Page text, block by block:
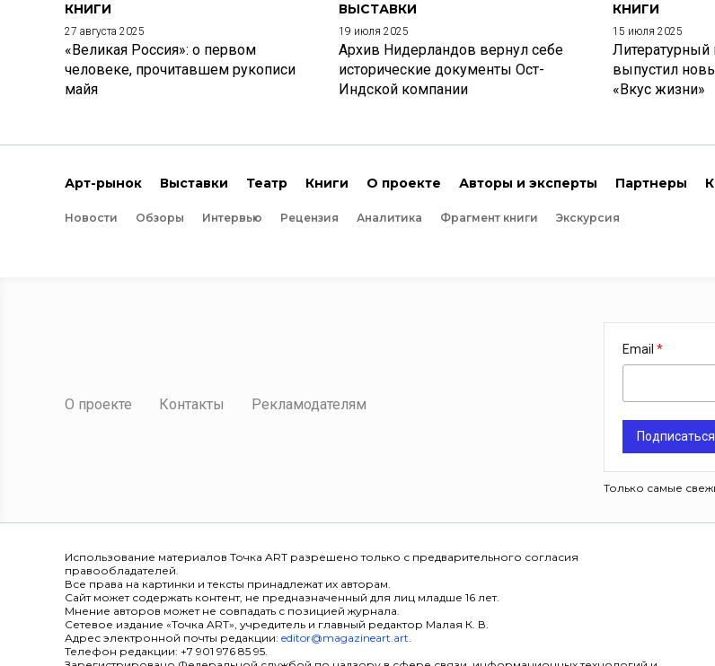
КНИГИ
27 августа 2025
«Великая Россия»: о первом
человеке, прочитавшем рукописи
майя
ВЫСТАВКИ
19 июля 2025
Архив Нидерландов вернул себе
исторические документы Ост-
Индской компании
КНИГИ
15 июля 2025
Литературный
выпустил
«Вкус жизни»
Арт-рынок Выставки Театр Книги О проекте Авторы и эксперты Партнеры
Новости Обзоры Интервью Рецензия Аналитика Фрагмент книги Экскурсия
О проекте Контакты Рекламодателям
Email
Подписаться
Только самые
Использование материалов Точка ART разрешено только с предварительного согласия
правообладателей.
Все права на картинки и тексты принадлежат их авторам.
Сайт может содержать контент, не предназначенный для лиц младше 16 лет.
Мнение авторов может не совпадать с позицией журнала.
Сетевое издание «Точка ART», учредитель и главный редактор Малая К. В.
Адрес электронной почты редакции: editor@magazineart.art.
Телефон редакции: +7 901 976 85 95.